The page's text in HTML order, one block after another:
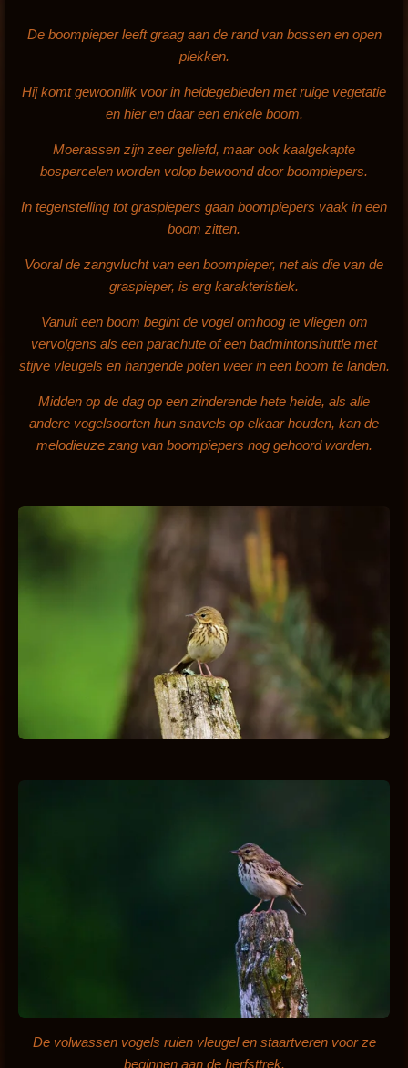
De boompieper leeft graag aan de rand van bossen en open
plekken.
Hij komt gewoonlijk voor in heidegebieden met ruige vegetatie
en hier en daar een enkele boom.
Moerassen zijn zeer geliefd, maar ook kaalgekapte
bospercelen worden volop bewoond door boompiepers.
In tegenstelling tot graspiepers gaan boompiepers vaak in een
boom zitten.
Vooral de zangvlucht van een boompieper, net als die van de
graspieper, is erg karakteristiek.
Vanuit een boom begint de vogel omhoog te vliegen om
vervolgens als een parachute of een badmintonshuttle met
stijve vleugels en hangende poten weer in een boom te landen.
Midden op de dag op een zinderende hete heide, als alle
andere vogelsoorten hun snavels op elkaar houden, kan de
melodieuze zang van boompiepers nog gehoord worden.
De volwassen vogels ruien vleugel en staartveren voor ze
beginnen aan de herfsttrek.